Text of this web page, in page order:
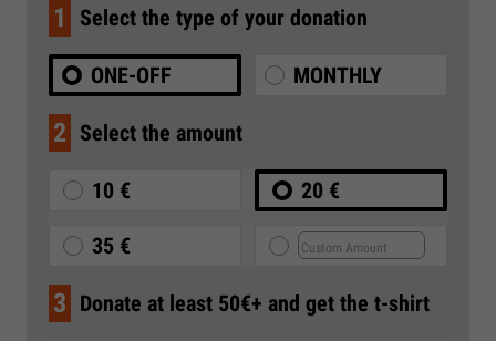
1 Select the type of your donation
ONE-OFF MONTHLY
2 Select the amount
10 € 20 €
35 €
3 Donate at least 50€+ and get the t-shirt